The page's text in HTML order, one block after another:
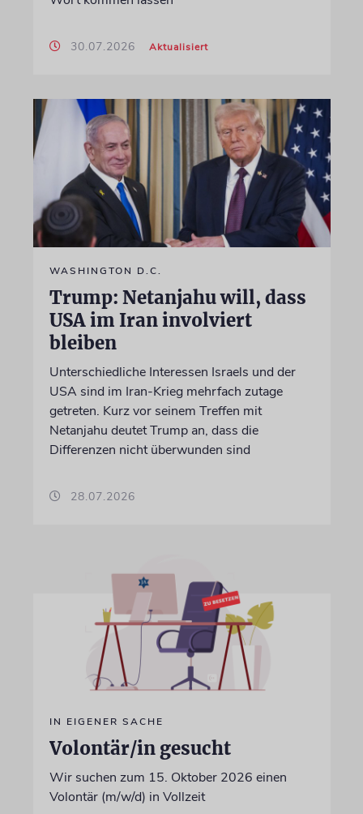
30.07.2026 Aktualisiert
WASHINGTON D.C.
Trump: Netanjahu will, dass
USA im Iran involviert
bleiben
Unterschiedliche Interessen Israels und der
USA sind im Iran-Krieg mehrfach zutage
getreten. Kurz vor seinem Treffen mit
Netanjahu deutet Trump an, dass die
Differenzen nicht überwunden sind
28.07.2026
IN EIGENER SACHE
Volontär/in gesucht
Wir suchen zum 15. Oktober 2026 einen
Volontär (m/w/d) in Vollzeit